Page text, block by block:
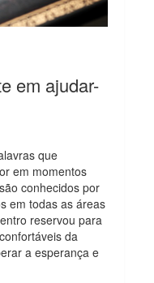
em ajudar-
que
em momentos
conhecidos por
em todas as áreas
reservou para
da
a esperança e